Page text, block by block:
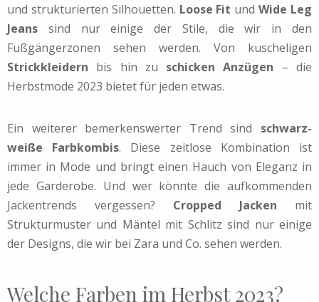
und strukturierten Silhouetten. Loose Fit undWide Leg
Jeans sind nur einige der Stile, die wir in den
Fußgängerzonen sehen werden. Von kuscheligen
Strickkleidern bis hin zu schicken Anzügen – die
Herbstmode 2023 bietet für jeden etwas.
Ein weiterer bemerkenswerter Trend sind schwarz-
weiße Farbkombis. Diese zeitlose Kombination ist
immer in Mode und bringt einen Hauch von Eleganz in
jede Garderobe. Und wer könnte die aufkommenden
Jackentrends vergessen? Cropped Jacken mit
Strukturmuster und Mäntel mit Schlitz sind nur einige
der Designs, die wir bei Zara und Co. sehen werden.
Welche Farben im Herbst 2023?